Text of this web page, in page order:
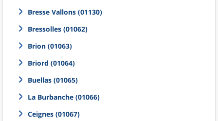
Bresse Vallons (01130)
Bressolles (01062)
Brion (01063)
Briord (01064)
Buellas (01065)
La Burbanche (01066)
Ceignes (01067)